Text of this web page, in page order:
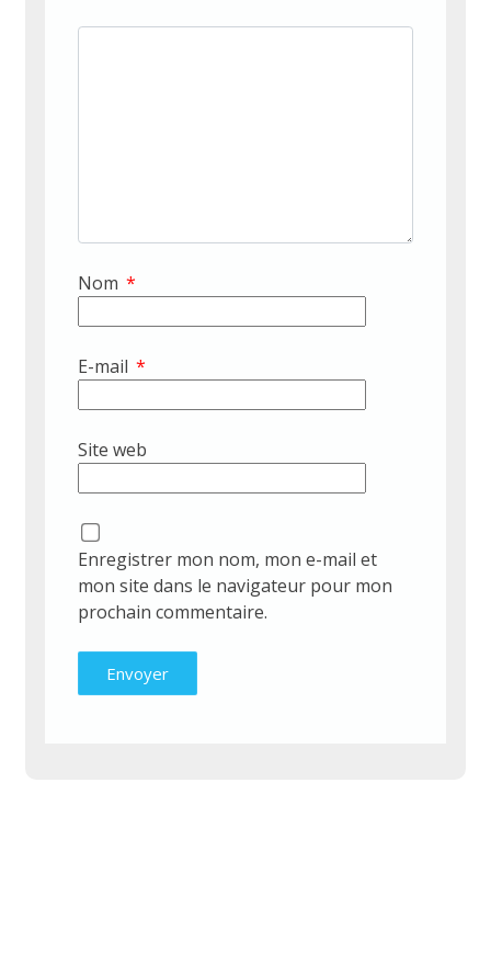
Nom *
E-mail *
Site web
Enregistrer mon nom, mon e-mail et
mon site dans le navigateur pour mon
prochain commentaire.